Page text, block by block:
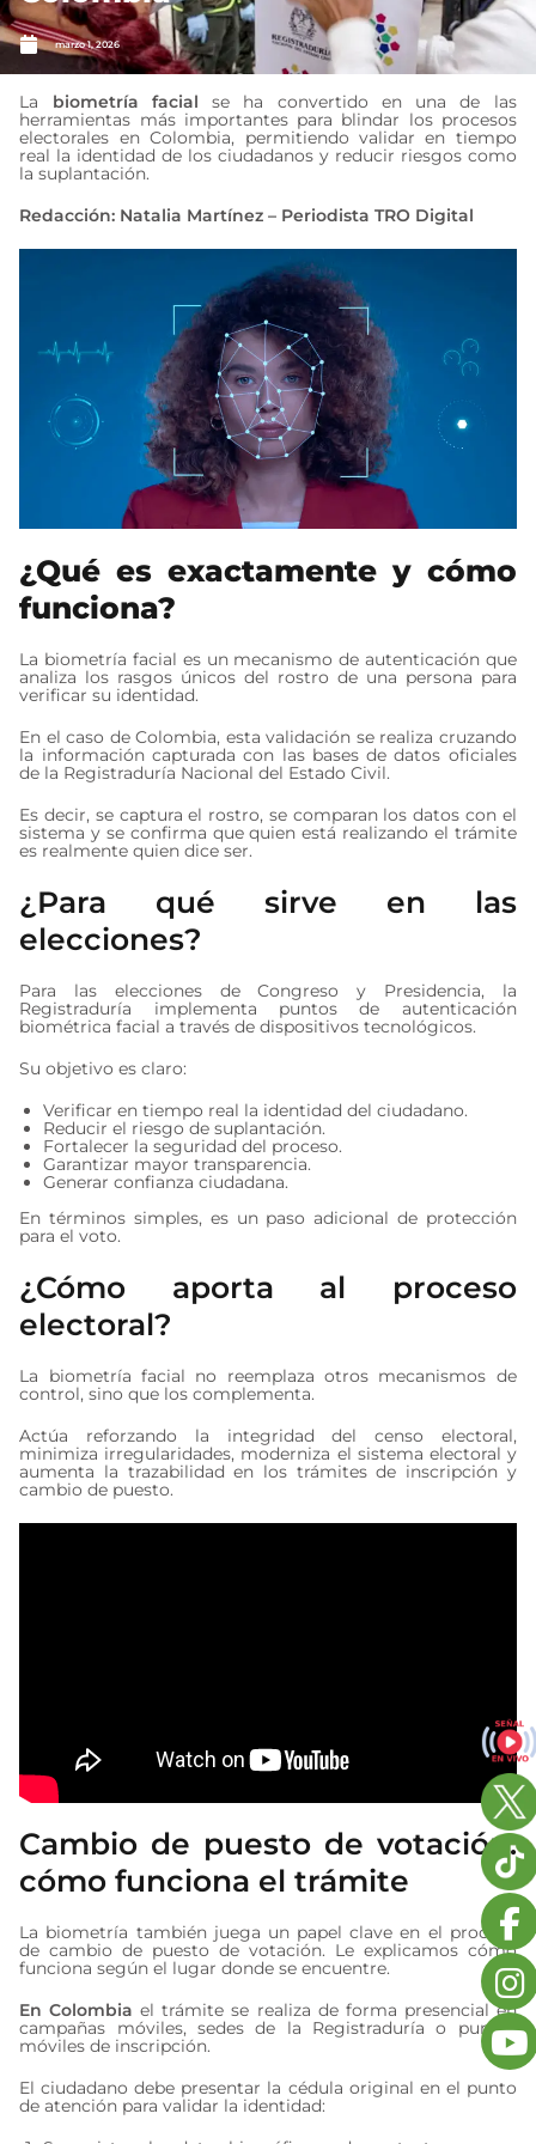
marzo 1, 2026
La biometría facial se ha convertido en una de las
herramientas más importantes para blindar los procesos
electorales en Colombia, permitiendo validar en tiempo
real la identidad de los ciudadanos y reducir riesgos como
la suplantación.
Redacción: Natalia Martínez – Periodista TRO Digital
¿Qué es exactamente y cómo
funciona?
La biometría facial es un mecanismo de autenticación que
analiza los rasgos únicos del rostro de una persona para
verificar su identidad.
En el caso de Colombia, esta validación se realiza cruzando
la información capturada con las bases de datos oficiales
de la Registraduría Nacional del Estado Civil.
Es decir, se captura el rostro, se comparan los datos con el
sistema y se confirma que quien está realizando el trámite
es realmente quien dice ser.
¿Para qué sirve en las
elecciones?
Para las elecciones de Congreso y Presidencia, la
Registraduría implementa puntos de autenticación
biométrica facial a través de dispositivos tecnológicos.
Su objetivo es claro:
Verificar en tiempo real la identidad del ciudadano.
Reducir el riesgo de suplantación.
Fortalecer la seguridad del proceso.
Garantizar mayor transparencia.
Generar confianza ciudadana.
En términos simples, es un paso adicional de protección
para el voto.
¿Cómo aporta al proceso
electoral?
La biometría facial no reemplaza otros mecanismos de
control, sino que los complementa.
Actúa reforzando la integridad del censo electoral,
minimiza irregularidades, moderniza el sistema electoral y
aumenta la trazabilidad en los trámites de inscripción y
cambio de puesto.
Cambio de puesto de votación:
cómo funciona el trámite
La biometría también juega un papel clave en el proceso
de cambio de puesto de votación. Le explicamos cómo
funciona según el lugar donde se encuentre.
En Colombia el trámite se realiza de forma presencial en
campañas móviles, sedes de la Registraduría o puntos
móviles de inscripción.
El ciudadano debe presentar la cédula original en el punto
de atención para validar la identidad: